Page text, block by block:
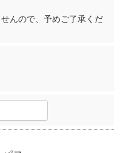
んので、予めご了承くだ